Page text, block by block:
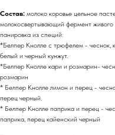
Состав: молоко коровье цельное
молокосвертывающий фермент
панировка из специй:
*Белпер Кнолле с трюфелем - чеснок,
белый и черный кунжут.
*Белпер Кнолле кари и розмарин-
розмарин
* Белпер Кнолле лимон и перец -
перец черный.
* Белпер Кнолле паприка и перец -
паприка, перец кайенский черный